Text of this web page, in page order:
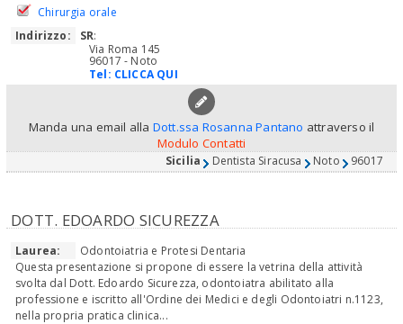
Chirurgia orale
Indirizzo:
SR:
Via Roma 145
96017 - Noto
Tel: CLICCA QUI
Manda una email alla Dott.ssa Rosanna Pantano attraverso il
Modulo Contatti
Sicilia Dentista Siracusa Noto 96017
DOTT. EDOARDO SICUREZZA
Laurea:
Odontoiatria e Protesi Dentaria
Questa presentazione si propone di essere la vetrina della attività
svolta dal Dott. Edoardo Sicurezza, odontoiatra abilitato alla
professione e iscritto all'Ordine dei Medici e degli Odontoiatri n.1123,
nella propria pratica clinica...